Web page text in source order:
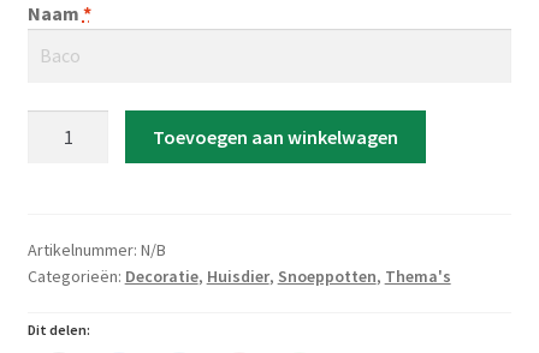
Naam *
van
Baco'
Toevoegen aan winkelwagen
Artikelnummer: N/B
Categorieën: Decoratie, Huisdier, Snoeppotten, Thema's
Dit delen: